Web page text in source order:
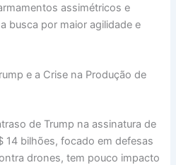
assimétricos e
busca por maior agilidade e
e a Crise na Produção de
de Trump na assinatura de
14 bilhões, focado em defesas
drones, tem pouco impacto